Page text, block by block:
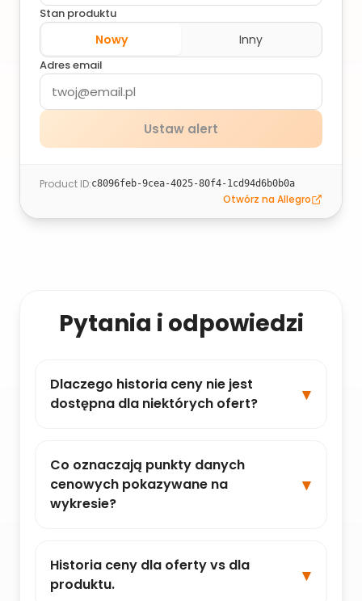
Stan produktu
Nowy Inny
Adres email
Ustaw alert
Product ID:c8096feb-9cea-4025-80f4-1cd94d6b0b0a
Otwórz na Allegro
Pytania i odpowiedzi
Dlaczego historia ceny nie jest
dostępna dla niektórych ofert?
Co oznaczają punkty danych
cenowych pokazywane na
wykresie?
Historia ceny dla oferty vs dla
produktu.